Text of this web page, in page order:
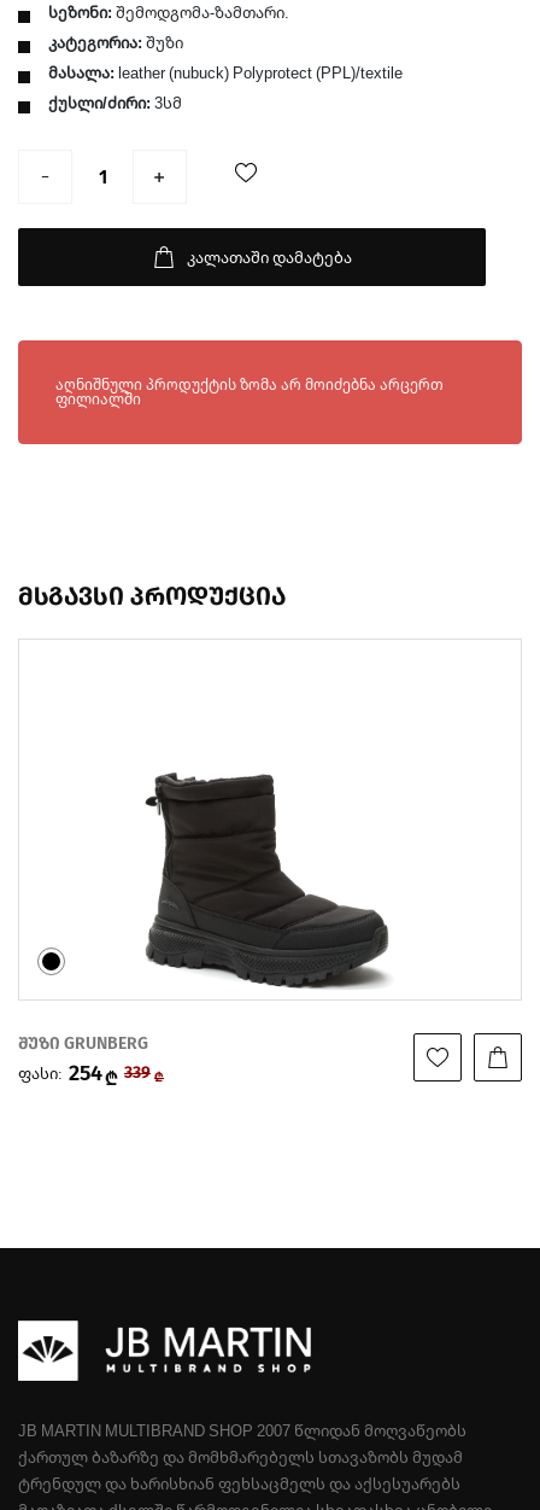
სეზონი: შემოდგომა-ზამთარი.
კატეგორია: შუზი
მასალა: leather (nubuck) Polyprotect (PPL)/textile
ქუსლი/ძირი: 3სმ
კალათაში დამატება
ხელმისაწვდომია შემდეგ ფილიალებში:
აღნიშნული პროდუქტის ზომა არ მოიძებნა არცერთ
ფილიალში
მსგავსი პროდუქცია
შუზი GRUNBERG
ფასი: 254₾ 339 ₾
JB MARTIN MULTIBRAND SHOP 2007 ᲬᲚᲘᲓᲐᲜ ᲛᲝᲦᲕᲐᲬᲔᲝᲑᲡ
ᲥᲐᲠᲗᲣᲚ ᲑᲐᲖᲐᲠᲖᲔ ᲓᲐ ᲛᲝᲛᲮᲛᲐᲠᲔᲑᲔᲚᲡ ᲡᲗᲐᲕᲐᲖᲝᲑᲡ ᲛᲣᲓᲐᲛ
ᲢᲠᲔᲜᲓᲣᲚ ᲓᲐ ᲮᲐᲠᲘᲡᲮᲘᲐᲜ ᲤᲔᲮᲡᲐᲪᲛᲔᲚᲡ ᲓᲐ ᲐᲥᲡᲔᲡᲣᲐᲠᲔᲑᲡ